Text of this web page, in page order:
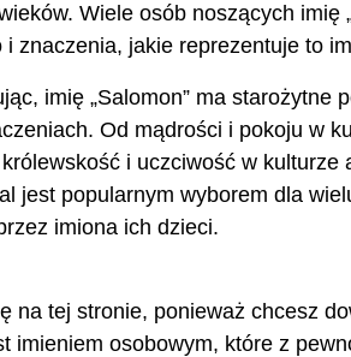
Wiele osób noszących
i znaczenia, jakie reprezentuje to
imię „Salomon” ma starożytne
Od mądrości i pokoju w
i uczciwość w kulturze
jest popularnym wyborem dla
imiona ich dzieci.
na tej stronie, ponieważ chcesz
imieniem osobowym, które z